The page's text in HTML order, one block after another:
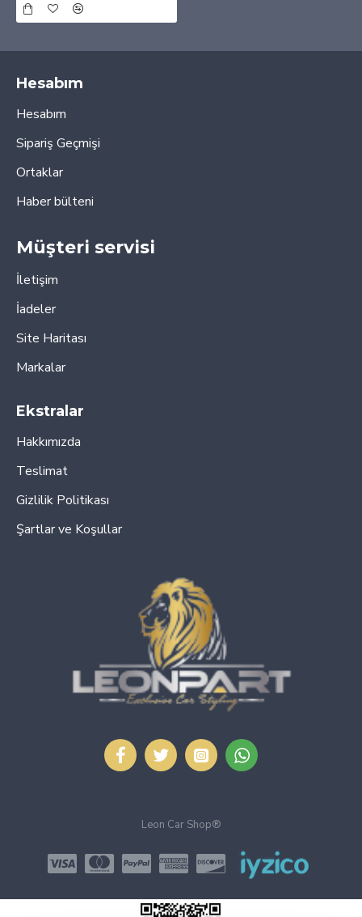
Hesabım
Hesabım
Sipariş Geçmişi
Ortaklar
Haber bülteni
Müşteri servisi
İletişim
İadeler
Site Haritası
Markalar
Ekstralar
Hakkımızda
Teslimat
Gizlilik Politikası
Şartlar ve Koşullar
Leon Car Shop®